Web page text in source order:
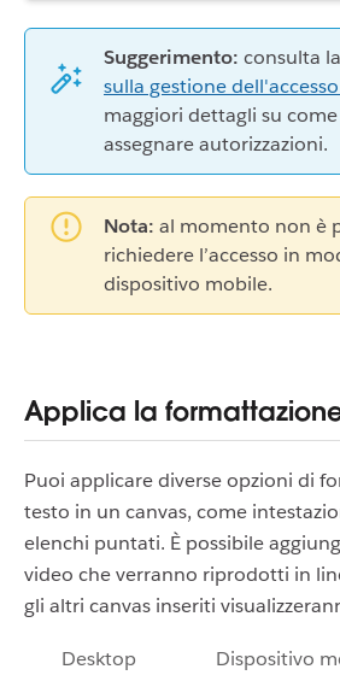
Suggerimento: consulta
sulla gestione
maggiori dettagli su
assegnare autorizzazioni.
Nota: al momento non è
richiedere l’accesso in
dispositivo mobile.
Applica la
Puoi applicare diverse opzioni di
testo in un canvas, come
elenchi puntati. È possibile
video che verranno riprodotti in
gli altri canvas inseriti
Desktop Dispositivo